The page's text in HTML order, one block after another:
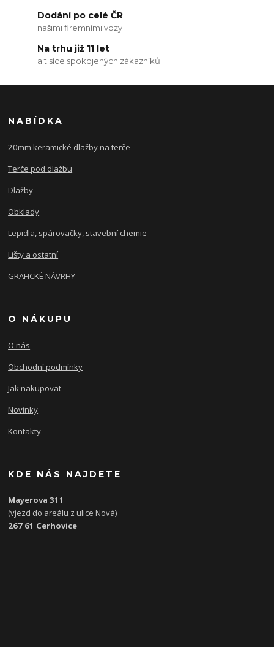
Dodání po celé ČR
našimi firemními vozy
Na trhu již 11 let
a tisíce spokojených zákazníků
NABÍDKA
20mm keramické dlažby na terče
Terče pod dlažbu
Dlažby
Obklady
Lepidla, spárovačky, stavební chemie
Lišty a ostatní
GRAFICKÉ NÁVRHY
O NÁKUPU
O nás
Obchodní podmínky
Jak nakupovat
Novinky
Kontakty
KDE NÁS NAJDETE
Mayerova 311
(vjezd do areálu z ulice Nová)
267 61 Cerhovice